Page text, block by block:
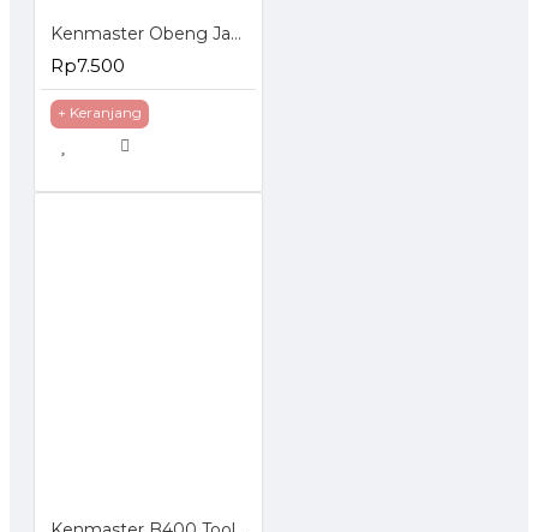
Kenmaster Obeng Jam Set 6 Pcs
Rp7.500
+ Keranjang